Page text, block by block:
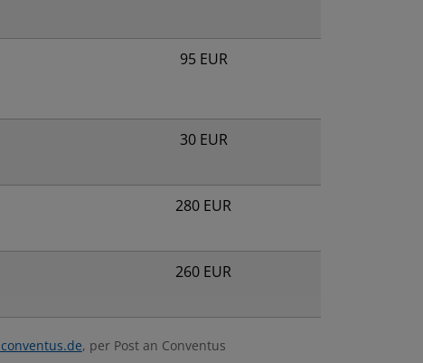
95 EUR
30 EUR
280 EUR
260 EUR
, per Post an Conventus